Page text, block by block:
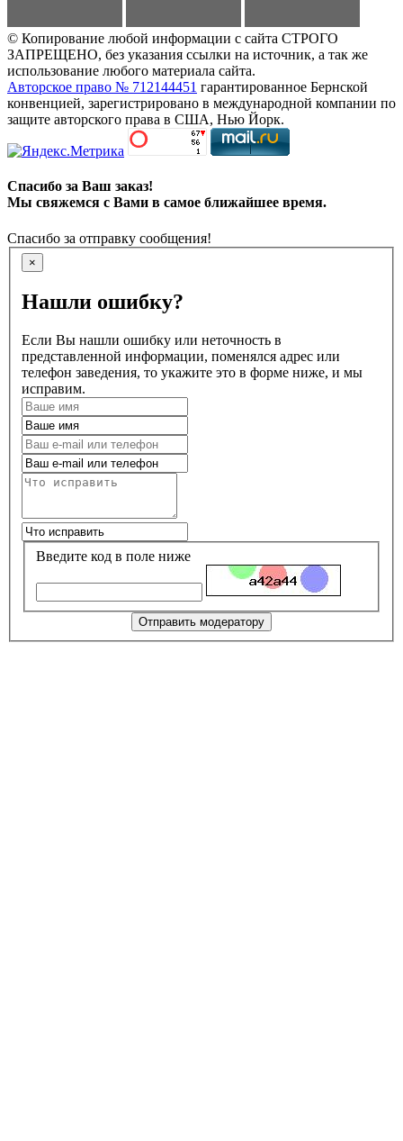
© Копирование любой информации с сайта СТРОГО
ЗАПРЕЩЕНО, без указания ссылки на источник, а так же
использование любого материала сайта.
Авторское право № 712144451 гарантированное Бернской
конвенцией, зарегистрировано в международной компании по
защите авторского права в США, Нью Йорк.
Спасибо за Ваш заказ!
Мы свяжемся с Вами в самое ближайшее время.
Спасибо за отправку сообщения!
×
Нашли ошибку?
Если Вы нашли ошибку или неточность в
представленной информации, поменялся адрес или
телефон заведения, то укажите это в форме ниже, и мы
исправим.
Введите код в поле ниже
Отправить модератору